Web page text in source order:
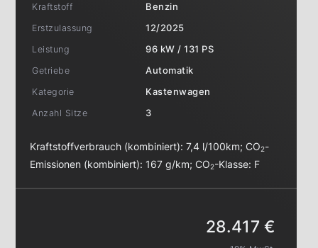
Kraftstoff
Benzin
Erstzulassung
12/2025
Leistung
96 kW / 131 PS
Getriebe
Automatik
Kategorie
Kastenwagen
Anzahl Sitze
3
Kraftstoffverbrauch (kombiniert):7,4 l/100km;CO2-
Emissionen (kombiniert): 167 g/km;CO2-Klasse: F
28.417 €